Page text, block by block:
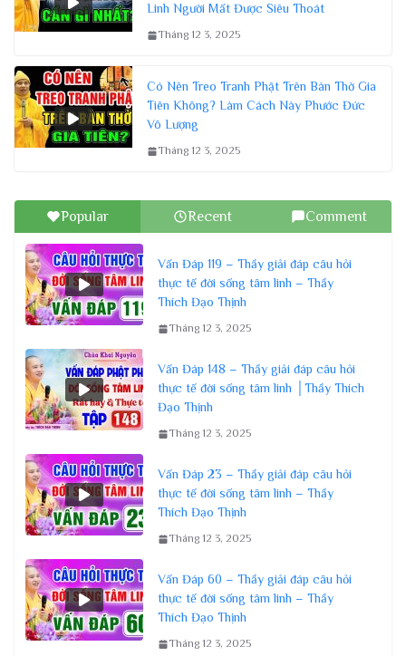
Linh Người Mất Được Siêu Thoát
Tháng 12 3, 2025
Có Nên Treo Tranh Phật Trên Bàn Thờ Gia
Tiên Không? Làm Cách Này Phước Đức
Vô Lượng
Tháng 12 3, 2025
Popular Recent Comment
Vấn Đáp 119 – Thầy giải đáp câu hỏi
thực tế đời sống tâm linh – Thầy
Thích Đạo Thịnh
Tháng 12 3, 2025
Vấn Đáp 148 – Thầy giải đáp câu hỏi
thực tế đời sống tâm linh │Thầy Thích
Đạo Thịnh
Tháng 12 3, 2025
Vấn Đáp 23 – Thầy giải đáp câu hỏi
thực tế đời sống tâm linh – Thầy
Thích Đạo Thịnh
Tháng 12 3, 2025
Vấn Đáp 60 – Thầy giải đáp câu hỏi
thực tế đời sống tâm linh – Thầy
Thích Đạo Thịnh
Tháng 12 3, 2025